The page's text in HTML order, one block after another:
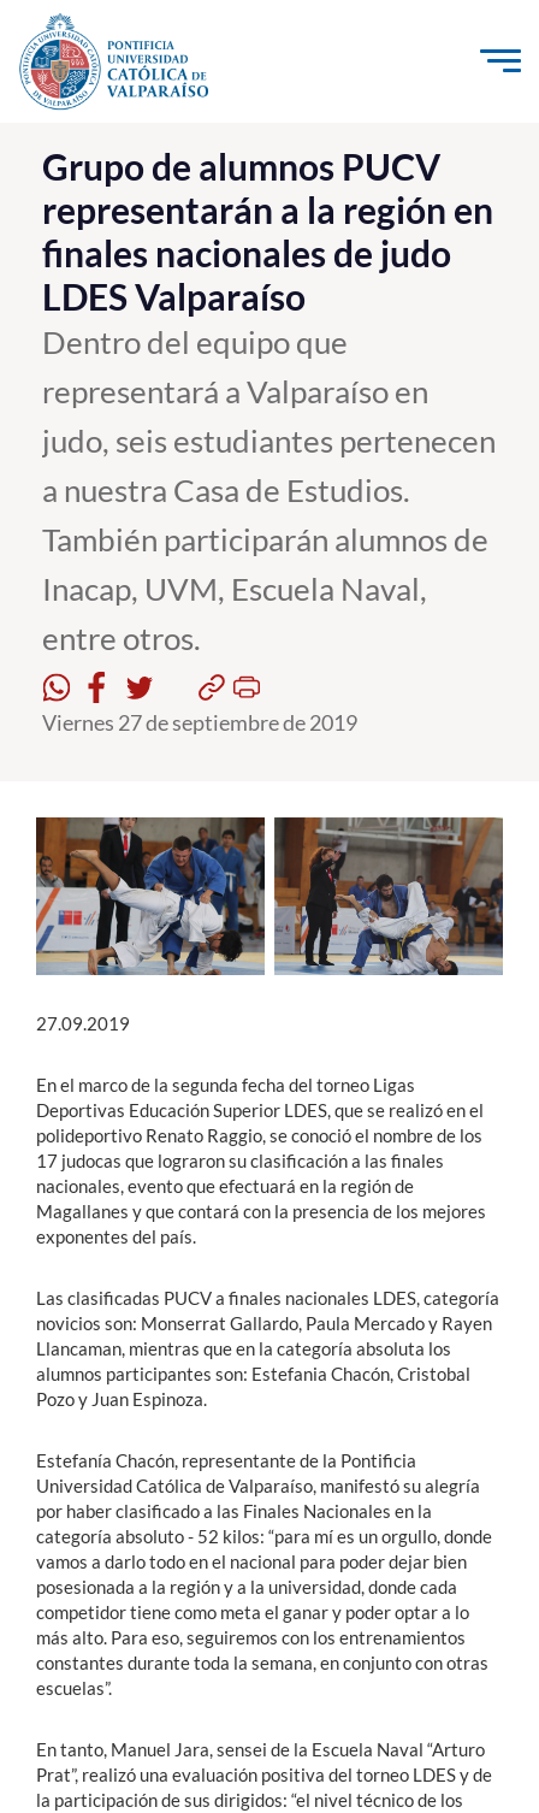
Click acá para ir directamente al contenido
La Universidad
Investigación, Creación e Innovación
PUCV Internacional
Vinculación con el Medio
Pregrado
Formación Continua
Estudiantes
Académicos
Funcionarios
English
Grupo de alumnos PUCV
representarán a la región en
finales nacionales de judo
LDES Valparaíso
Dentro del equipo que
representará a Valparaíso en
judo, seis estudiantes pertenecen
a nuestra Casa de Estudios.
También participarán alumnos de
Inacap, UVM, Escuela Naval,
entre otros.
Viernes 27 de septiembre de 2019
27.09.2019
En el marco de la segunda fecha del torneo Ligas
Deportivas Educación Superior LDES, que se realizó en el
polideportivo Renato Raggio, se conoció el nombre de los
17 judocas que lograron su clasificación a las finales
nacionales, evento que efectuará en la región de
Magallanes y que contará con la presencia de los mejores
exponentes del país.
Las clasificadas PUCV a finales nacionales LDES, categoría
novicios son: Monserrat Gallardo, Paula Mercado y Rayen
Llancaman, mientras que en la categoría absoluta los
alumnos participantes son: Estefania Chacón, Cristobal
Pozo y Juan Espinoza.
Estefanía Chacón, representante de la Pontificia
Universidad Católica de Valparaíso, manifestó su alegría
por haber clasificado a las Finales Nacionales en la
categoría absoluto - 52 kilos: “para mí es un orgullo, donde
vamos a darlo todo en el nacional para poder dejar bien
posesionada a la región y a la universidad, donde cada
competidor tiene como meta el ganar y poder optar a lo
más alto. Para eso, seguiremos con los entrenamientos
constantes durante toda la semana, en conjunto con otras
escuelas”.
En tanto, Manuel Jara, sensei de la Escuela Naval “Arturo
Prat”, realizó una evaluación positiva del torneo LDES y de
la participación de sus dirigidos: “el nivel técnico de los